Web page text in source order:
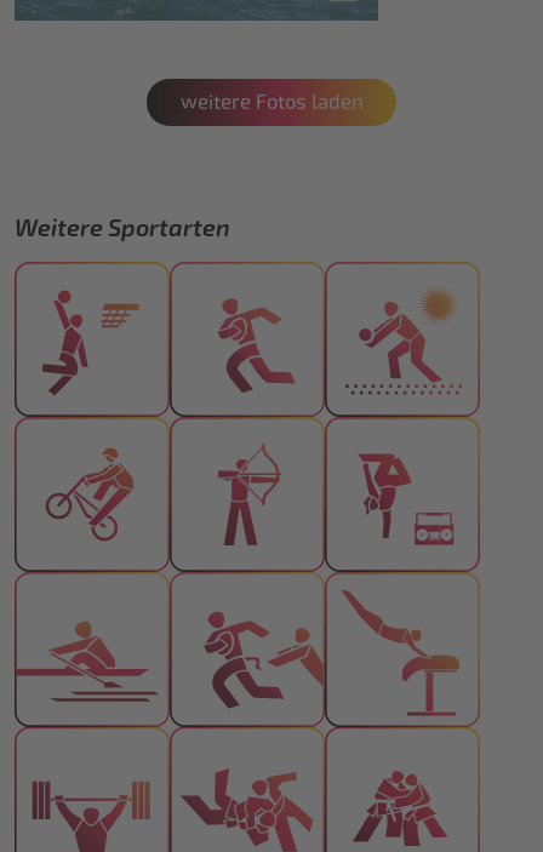
weitere Fotos laden
Weitere Sportarten